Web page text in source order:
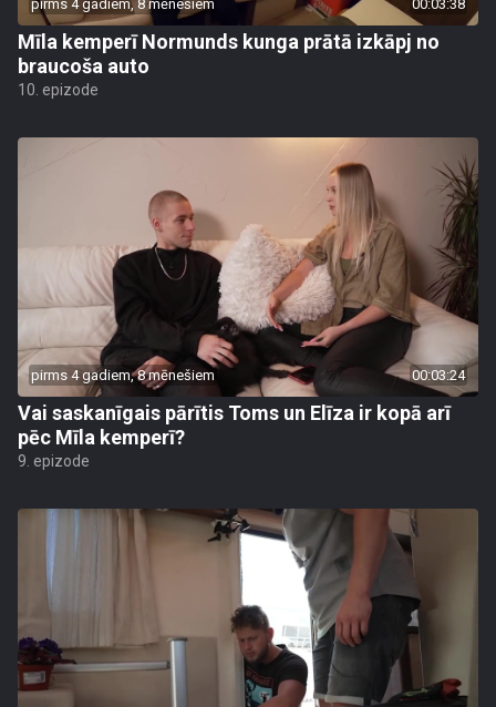
pirms 4 gadiem, 8 mēnešiem 00:03:38
Mīla kemperī Normunds kunga prātā izkāpj no
braucoša auto
10. epizode
pirms 4 gadiem, 8 mēnešiem 00:03:24
Vai saskanīgais pārītis Toms un Elīza ir kopā arī
pēc Mīla kemperī?
9. epizode